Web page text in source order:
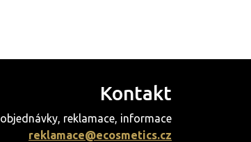
Kontakt
objednávky, reklamace, informace
reklamace@ecosmetics.cz